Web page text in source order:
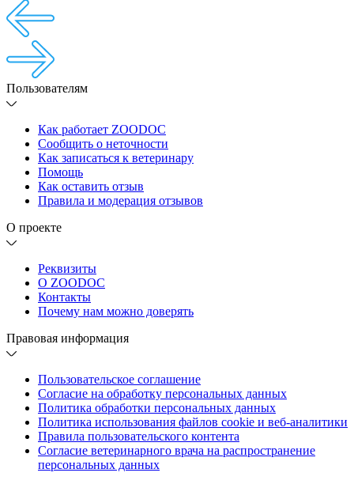
Пользователям
Как работает ZOODOC
Сообщить о неточности
Как записаться к ветеринару
Помощь
Как оставить отзыв
Правила и модерация отзывов
О проекте
Реквизиты
О ZOODOC
Контакты
Почему нам можно доверять
Правовая информация
Пользовательское соглашение
Согласие на обработку персональных данных
Политика обработки персональных данных
Политика использования файлов cookie и веб-аналитики
Правила пользовательского контента
Согласие ветеринарного врача на распространение
персональных данных